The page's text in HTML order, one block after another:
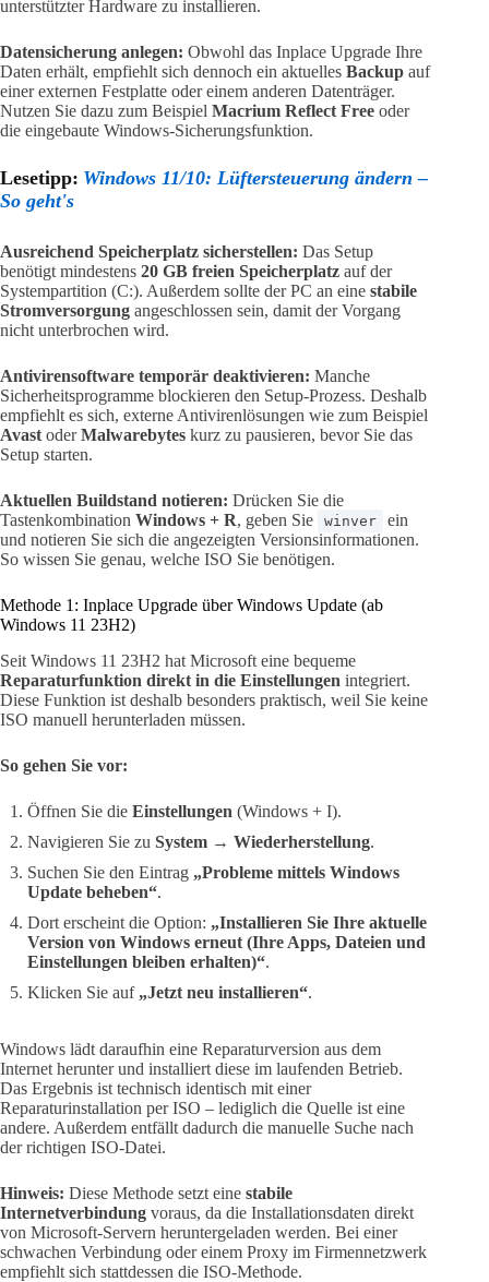
unterstützter Hardware zu installieren.
Datensicherung anlegen: Obwohl das Inplace Upgrade Ihre
Daten erhält, empfiehlt sich dennoch ein aktuelles Backup auf
einer externen Festplatte oder einem anderen Datenträger.
Nutzen Sie dazu zum Beispiel Macrium Reflect Free oder
die eingebaute Windows-Sicherungsfunktion.
Lesetipp: Windows 11/10: Lüftersteuerung ändern –
So geht's
Ausreichend Speicherplatz sicherstellen: Das Setup
benötigt mindestens 20 GB freien Speicherplatz auf der
Systempartition (C:). Außerdem sollte der PC an eine stabile
Stromversorgung angeschlossen sein, damit der Vorgang
nicht unterbrochen wird.
Antivirensoftware temporär deaktivieren: Manche
Sicherheitsprogramme blockieren den Setup-Prozess. Deshalb
empfiehlt es sich, externe Antivirenlösungen wie zum Beispiel
Avast oderMalwarebytes kurz zu pausieren, bevor Sie das
Setup starten.
Aktuellen Buildstand notieren: Drücken Sie die
Tastenkombination Windows + R, geben Sie winver
ein
und notieren Sie sich die angezeigten Versionsinformationen.
So wissen Sie genau, welche ISO Sie benötigen.
Methode 1: Inplace Upgrade über Windows Update (ab
Windows 11 23H2)
Seit Windows 11 23H2 hat Microsoft eine bequeme
Reparaturfunktion direkt in die Einstellungen integriert.
Diese Funktion ist deshalb besonders praktisch, weil Sie keine
ISO manuell herunterladen müssen.
So gehen Sie vor:
Öffnen Sie die Einstellungen (Windows + I).
Navigieren Sie zu System → Wiederherstellung.
Suchen Sie den Eintrag „Probleme mittels Windows
Update beheben“.
Dort erscheint die Option: „Installieren Sie Ihre aktuelle
Version von Windows erneut (Ihre Apps, Dateien und
Einstellungen bleiben erhalten)“.
Klicken Sie auf „Jetzt neu installieren“.
Windows lädt daraufhin eine Reparaturversion aus dem
Internet herunter und installiert diese im laufenden Betrieb.
Das Ergebnis ist technisch identisch mit einer
Reparaturinstallation per ISO – lediglich die Quelle ist eine
andere. Außerdem entfällt dadurch die manuelle Suche nach
der richtigen ISO-Datei.
Hinweis: Diese Methode setzt eine stabile
Internetverbindung voraus, da die Installationsdaten direkt
von Microsoft-Servern heruntergeladen werden. Bei einer
schwachen Verbindung oder einem Proxy im Firmennetzwerk
empfiehlt sich stattdessen die ISO-Methode.